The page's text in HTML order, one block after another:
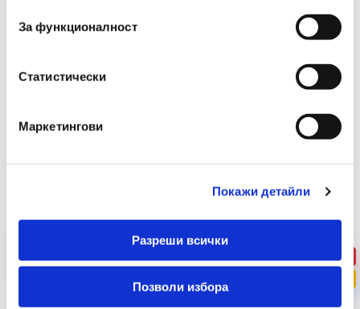
За функционалност
Статистически
Маркетингови
Покажи детайли
Разреши всички
Позволи избора
Препоръчани Продукти
-46%